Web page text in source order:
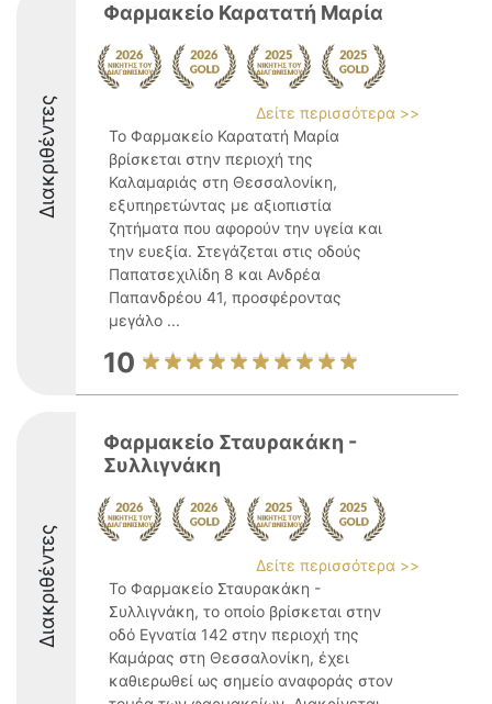
Διακριθέντες
Φαρμακείο Καρατατή Μαρία
Δείτε περισσότερα >>
Το Φαρμακείο Καρατατή Μαρία
βρίσκεται στην περιοχή της
Καλαμαριάς στη Θεσσαλονίκη,
εξυπηρετώντας με αξιοπιστία
ζητήματα που αφορούν την υγεία και
την ευεξία. Στεγάζεται στις οδούς
Παπατσεχιλίδη 8 και Ανδρέα
Παπανδρέου 41, προσφέροντας
μεγάλο ...
10
Διακριθέντες
Φαρμακείο Σταυρακάκη -
Συλλιγνάκη
Δείτε περισσότερα >>
Το Φαρμακείο Σταυρακάκη -
Συλλιγνάκη, το οποίο βρίσκεται στην
οδό Εγνατία 142 στην περιοχή της
Καμάρας στη Θεσσαλονίκη, έχει
καθιερωθεί ως σημείο αναφοράς στον